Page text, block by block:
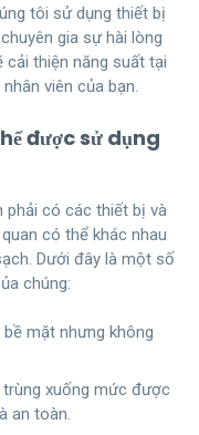
tôi sử dụng thiết bị
gia sự hài lòng
thiện năng suất tại
viên của bạn.
được sử dụng
phải có các thiết bị và
có thể khác nhau
Dưới đây là một số
chúng:
mặt nhưng không
xuống mức được
an toàn.